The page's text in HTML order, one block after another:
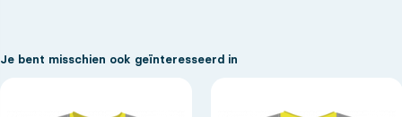
Je bent misschien ook geïnteresseerd in